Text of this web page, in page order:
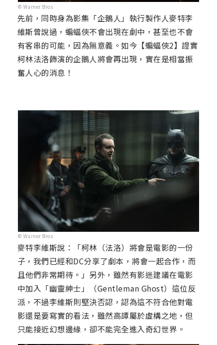
© Warner Bros
先前，同時身為影集「企鵝人」執行製作人麥特李
維斯曾說過，蝙蝠俠不會出現在劇中，甚至也不會
有客串的可能，因為無意義。如今【蝙蝠俠2】證實
柯林法洛飾演的企鵝人將會再出現，實在是相當振
奮人心的消息！
© Warner Bros
麥特李維斯說：「柯林（法洛）將會是電影的一份
子，我們已經和DC分享了劇本，將會一起合作，而
且他們非常期待。」另外，雖然有影迷建議在電影
中加入「幽靈紳士」（Gentleman Ghost）這位反
派，不過李維斯則堅決否認，認為這不符合他對電
影還是要寫實的看法，雖然高譚屬於虛構之地，但
只能接近幻想邊緣，卻不能完全進入奇幻世界。